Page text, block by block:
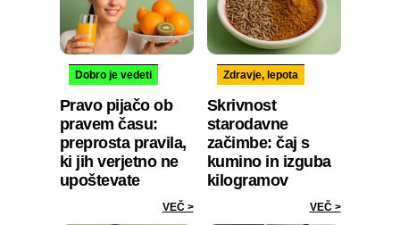
Dobro je vedeti
Pravo pijačo ob
pravem času:
preprosta pravila,
ki jih verjetno ne
upoštevate
VEČ >
Zdravje, lepota
Skrivnost
starodavne
začimbe: čaj s
kumino in izguba
kilogramov
VEČ >